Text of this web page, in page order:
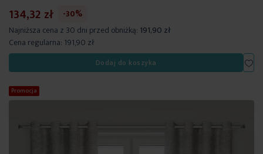
134,32 zł
-30%
Najniższa cena z 30 dni przed obniżką: 191,90 zł
Cena regularna: 191,90 zł
Dodaj do koszyka
Promocja